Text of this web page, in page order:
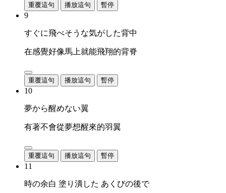
重覆這句 播放這句 暫停
9
すぐに飛べそうな気がした背中
在感覺好像馬上就能飛翔的背脊
重覆這句 播放這句 暫停
10
夢から醒めない翼
有著不會從夢想醒來的羽翼
重覆這句 播放這句 暫停
11
時の余白 塗り潰した あくびの後で